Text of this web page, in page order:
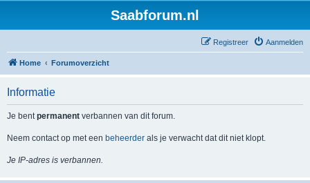
Saabforum.nl
Aanmelden
Registreer
Home Forumoverzicht
Informatie
Je bentpermanent verbannen van dit forum.
Neem contact op met een beheerder als je verwacht dat dit niet klopt.
Je IP-adres is verbannen.